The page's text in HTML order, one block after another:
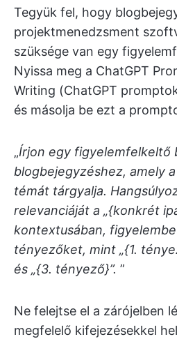
Tegyük fel, hogy
projektmenedzsment
szüksége van egy
Nyissa meg a ChatGPT
Writing (ChatGPT
és másolja be ezt a
„Írjon egy figyelemfelkeltő
blogbejegyzéshez, amely
témát tárgyalja.
relevanciáját a „{konkrét
kontextusában,
tényezőket, mint „{1.
és „{3. tényező}”. ”
Ne felejtse el a zárójelben
megfelelő kifejezésekkel